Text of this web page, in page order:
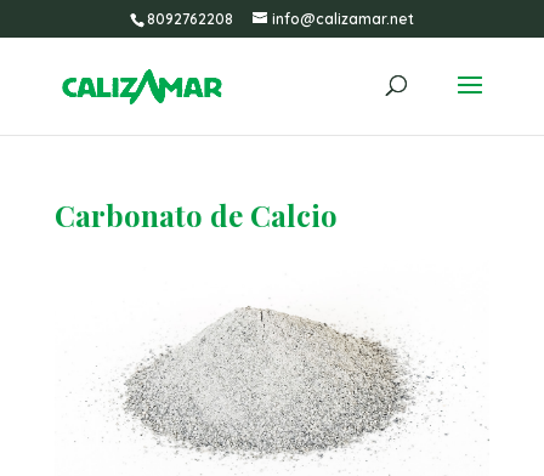
8092762208 info@calizamar.net
Carbonato de Calcio